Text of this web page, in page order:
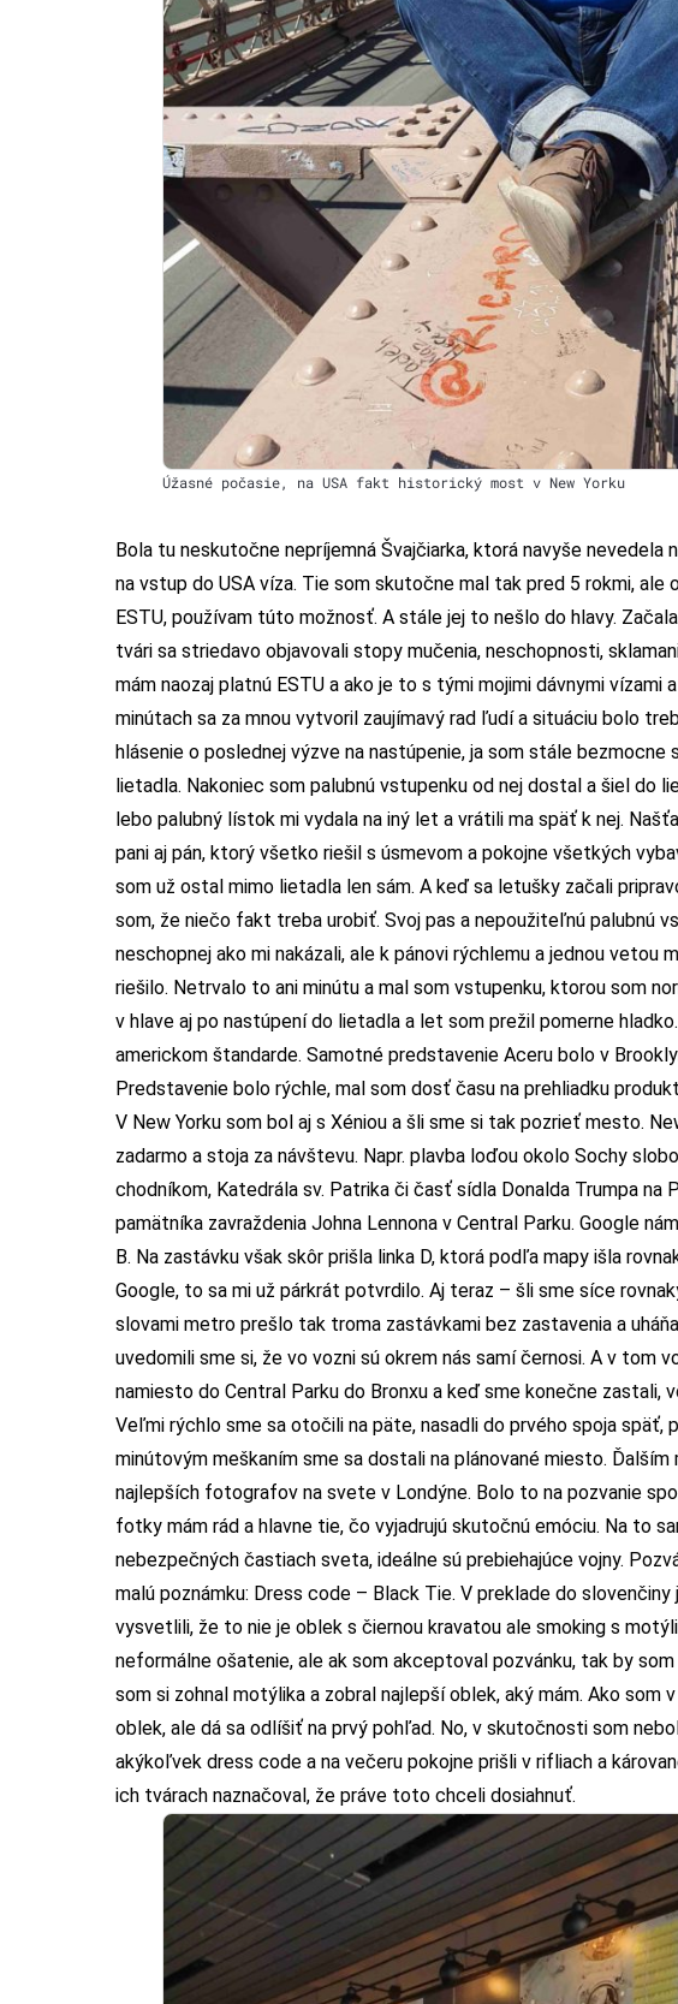
Úžasné počasie, na USA fakt historický most v New Yorku
Bola tu neskutočne nepríjemná Švajčiarka, ktorá navyše nevedela
na vstup do USA víza. Tie som skutočne mal tak pred 5 rokmi,
ESTU, používam túto možnosť. A stále jej to nešlo do hlavy.
tvári sa striedavo objavovali stopy mučenia, neschopnosti,
mám naozaj platnú ESTU a ako je to s tými mojimi dávnymi
minútach sa za mnou vytvoril zaujímavý rad ľudí a situáciu bolo
hlásenie o poslednej výzve na nastúpenie, ja som stále
lietadla. Nakoniec som palubnú vstupenku od nej dostal a šiel do
lebo palubný lístok mi vydala na iný let a vrátili ma späť k nej.
pani aj pán, ktorý všetko riešil s úsmevom a pokojne všetkých
som už ostal mimo lietadla len sám. A keď sa letušky začali
som, že niečo fakt treba urobiť. Svoj pas a nepoužiteľnú palubnú
neschopnej ako mi nakázali, ale k pánovi rýchlemu a jednou vetou
riešilo. Netrvalo to ani minútu a mal som vstupenku, ktorou som
v hlave aj po nastúpení do lietadla a let som prežil pomerne
americkom štandarde. Samotné predstavenie Aceru bolo v
Predstavenie bolo rýchle, mal som dosť času na prehliadku
V New Yorku som bol aj s Xéniou a šli sme si tak pozrieť mesto.
zadarmo a stoja za návštevu. Napr. plavba loďou okolo Sochy
chodníkom, Katedrála sv. Patrika či časť sídla Donalda Trumpa na
pamätníka zavraždenia Johna Lennona v Central Parku. Google
B. Na zastávku však skôr prišla linka D, ktorá podľa mapy išla
Google, to sa mi už párkrát potvrdilo. Aj teraz – šli sme síce
slovami metro prešlo tak troma zastávkami bez zastavenia a
uvedomili sme si, že vo vozni sú okrem nás samí černosi. A v tom
namiesto do Central Parku do Bronxu a keď sme konečne zastali,
Veľmi rýchlo sme sa otočili na päte, nasadli do prvého spoja späť,
minútovým meškaním sme sa dostali na plánované miesto.
najlepších fotografov na svete v Londýne. Bolo to na pozvanie
fotky mám rád a hlavne tie, čo vyjadrujú skutočnú emóciu. Na to
nebezpečných častiach sveta, ideálne sú prebiehajúce vojny.
malú poznámku: Dress code – Black Tie. V preklade do
vysvetlili, že to nie je oblek s čiernou kravatou ale smoking s
neformálne ošatenie, ale ak som akceptoval pozvánku, tak by
som si zohnal motýlika a zobral najlepší oblek, aký mám. Ako som
oblek, ale dá sa odlíšiť na prvý pohľad. No, v skutočnosti som
akýkoľvek dress code a na večeru pokojne prišli v rifliach a
ich tvárach naznačoval, že práve toto chceli dosiahnuť.